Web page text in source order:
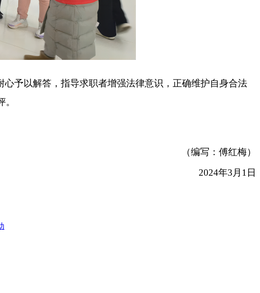
予以解答，指导求职者增强法律意识，正确维护自身合法
（编写：傅红梅）
2024年3月1日